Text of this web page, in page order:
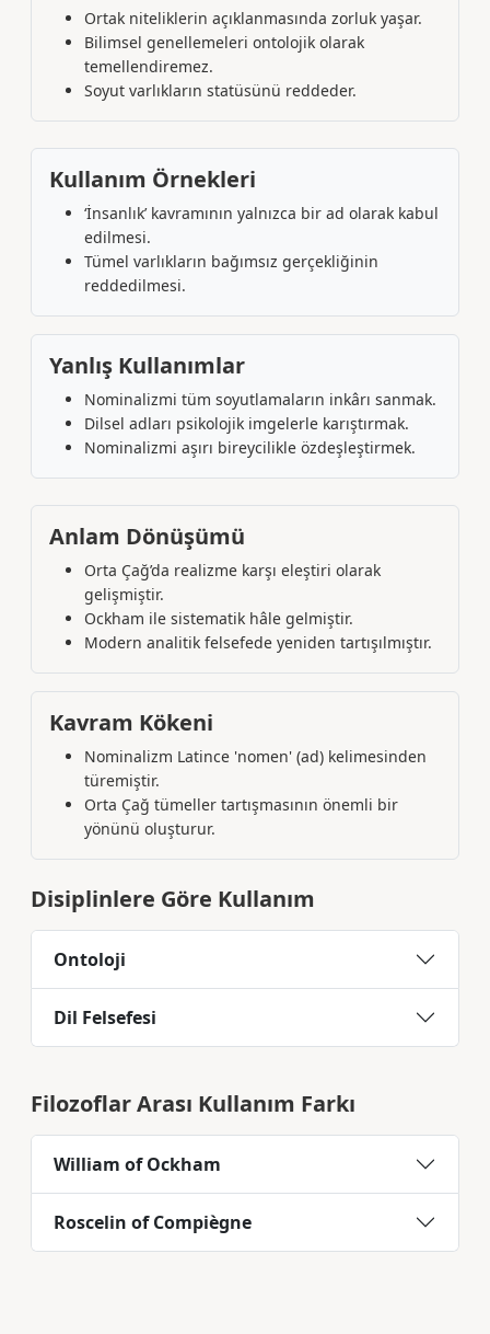
Ortak niteliklerin açıklanmasında zorluk yaşar.
Bilimsel genellemeleri ontolojik olarak
temellendiremez.
Soyut varlıkların statüsünü reddeder.
Kullanım Örnekleri
‘İnsanlık’ kavramının yalnızca bir ad olarak kabul
edilmesi.
Tümel varlıkların bağımsız gerçekliğinin
reddedilmesi.
Yanlış Kullanımlar
Nominalizmi tüm soyutlamaların inkârı sanmak.
Dilsel adları psikolojik imgelerle karıştırmak.
Nominalizmi aşırı bireycilikle özdeşleştirmek.
Anlam Dönüşümü
Orta Çağ’da realizme karşı eleştiri olarak
gelişmiştir.
Ockham ile sistematik hâle gelmiştir.
Modern analitik felsefede yeniden tartışılmıştır.
Kavram Kökeni
Nominalizm Latince 'nomen' (ad) kelimesinden
türemiştir.
Orta Çağ tümeller tartışmasının önemli bir
yönünü oluşturur.
Disiplinlere Göre Kullanım
Ontoloji
Dil Felsefesi
Filozoflar Arası Kullanım Farkı
William of Ockham
Roscelin of Compiègne